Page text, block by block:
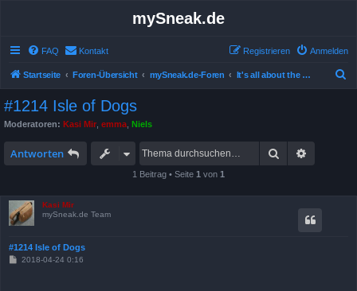
mySneak.de
FAQ Kontakt Anmelden
Registrieren
Startseite Foren-Übersicht mySneak.de-Foren It's all about the movies!
#1214 Isle of Dogs
Moderatoren: Kasi Mir emma Niels
Antworten Suche
1 Beitrag • Seite 1 von 1
Kasi Mir
mySneak.de Team
#1214 Isle of Dogs
B2018-04-24 0:16